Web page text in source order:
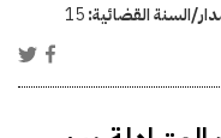
السنة القضائية:15